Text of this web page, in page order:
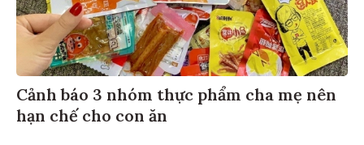
Cảnh báo 3 nhóm thực phẩm cha mẹ nên
hạn chế cho con ăn